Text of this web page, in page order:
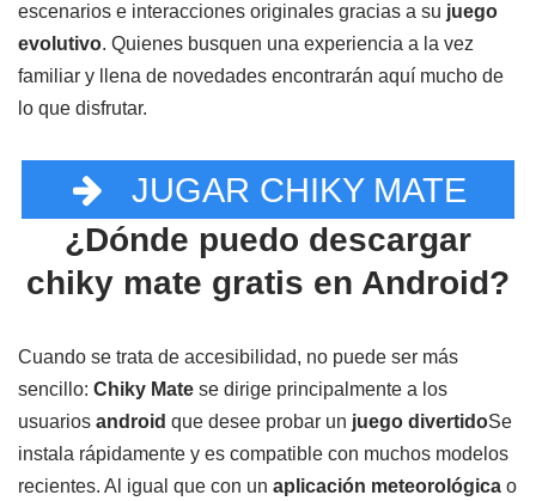
escenarios e interacciones originales gracias a su juego
evolutivo. Quienes busquen una experiencia a la vez
familiar y llena de novedades encontrarán aquí mucho de
lo que disfrutar.
JUGAR CHIKY MATE
¿Dónde puedo descargar
chiky mate gratis en Android?
Cuando se trata de accesibilidad, no puede ser más
sencillo: Chiky Mate se dirige principalmente a los
usuarios android que desee probar un juego divertidoSe
instala rápidamente y es compatible con muchos modelos
recientes. Al igual que con un aplicación meteorológica o